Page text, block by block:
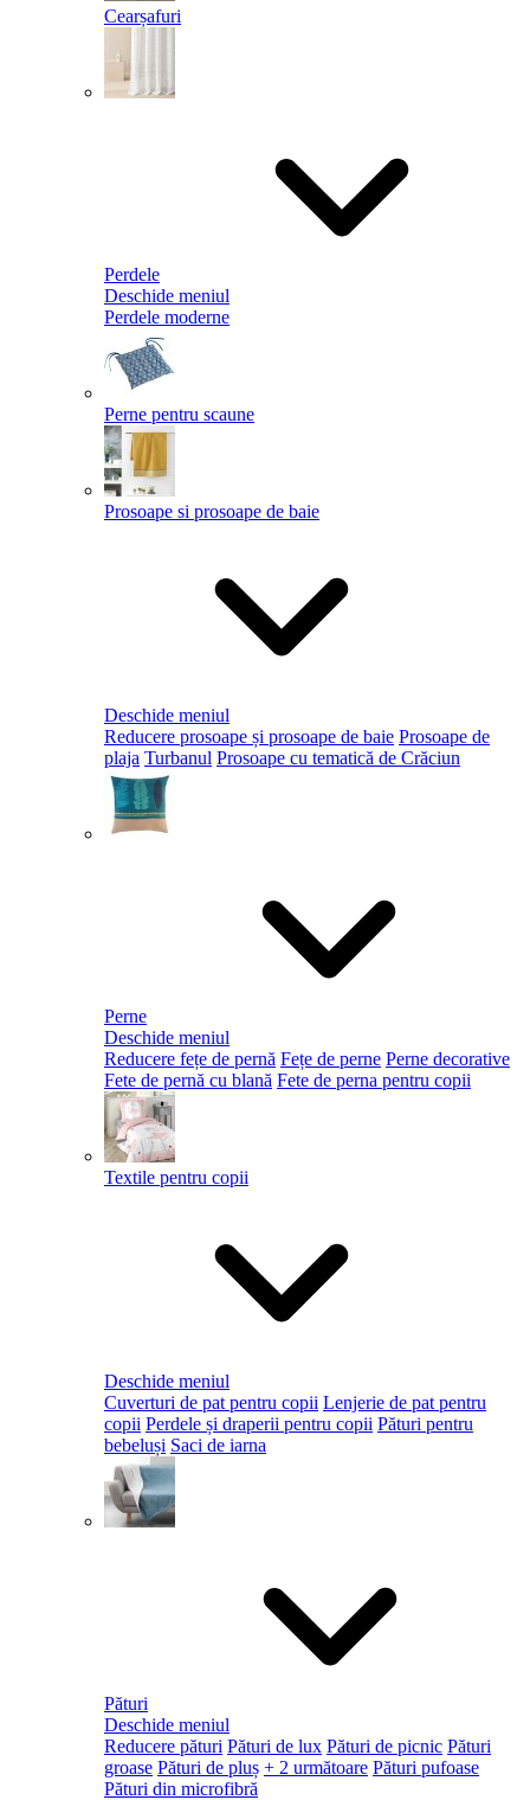
Cearșafuri
Perdele
Deschide meniul
Perdele moderne
Perne pentru scaune
Prosoape si prosoape de baie
Deschide meniul
Reducere prosoape și prosoape de baie Prosoape de
plaja Turbanul Prosoape cu tematică de Crăciun
Perne
Deschide meniul
Reducere fețe de pernă Fețe de perne Perne decorative
Fete de pernă cu blană Fete de perna pentru copii
Textile pentru copii
Deschide meniul
Cuverturi de pat pentru copii Lenjerie de pat pentru
copii Perdele și draperii pentru copii Pături pentru
bebeluși Saci de iarna
Pături
Deschide meniul
Reducere pături Pături de lux Pături de picnic Pături
groase Pături de pluș + 2 următoare Pături pufoase
Pături din microfibră